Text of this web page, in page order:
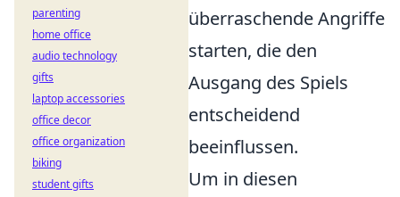
überraschende Angriffe
starten, die den
Ausgang des Spiels
entscheidend
beeinflussen.
Um in diesen
parenting
home office
audio technology
gifts
laptop accessories
office decor
office organization
biking
student gifts